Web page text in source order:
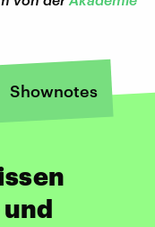
Shownotes